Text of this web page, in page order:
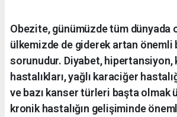
Obezite, günümüzde tüm dünyada
ülkemizde de giderek artan önemli
sorunudur. Diyabet, hipertansiyon,
hastalıkları, yağlı karaciğer
ve bazı kanser türleri başta olmak
kronik hastalığın gelişiminde